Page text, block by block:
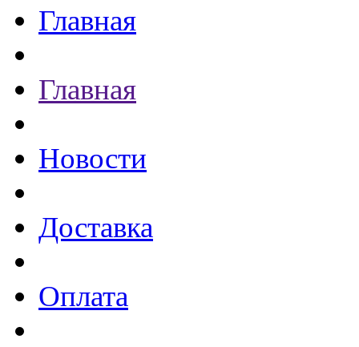
Главная
Главная
Новости
Доставка
Оплата